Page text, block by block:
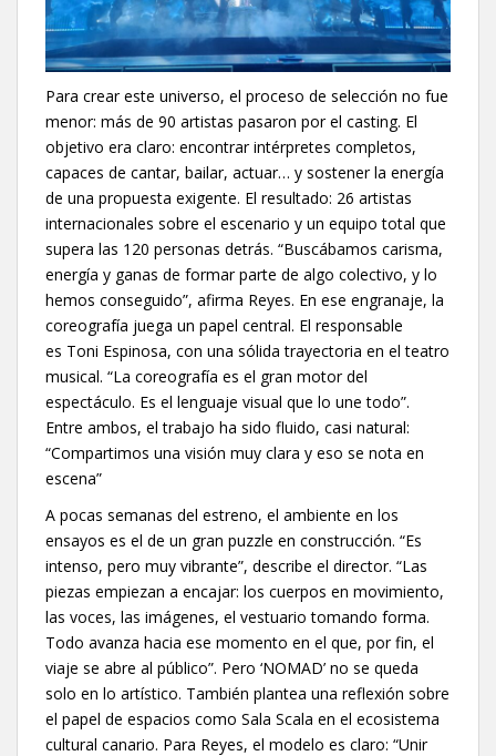
Para crear este universo, el proceso de selección no fue
menor: más de 90 artistas pasaron por el casting. El
objetivo era claro: encontrar intérpretes completos,
capaces de cantar, bailar, actuar… y sostener la energía
de una propuesta exigente. El resultado: 26 artistas
internacionales sobre el escenario y un equipo total que
supera las 120 personas detrás. “Buscábamos carisma,
energía y ganas de formar parte de algo colectivo, y lo
hemos conseguido”, afirma Reyes. En ese engranaje, la
coreografía juega un papel central. El responsable
es Toni Espinosa, con una sólida trayectoria en el teatro
musical. “La coreografía es el gran motor del
espectáculo. Es el lenguaje visual que lo une todo”.
Entre ambos, el trabajo ha sido fluido, casi natural:
“Compartimos una visión muy clara y eso se nota en
escena”
A pocas semanas del estreno, el ambiente en los
ensayos es el de un gran puzzle en construcción. “Es
intenso, pero muy vibrante”, describe el director. “Las
piezas empiezan a encajar: los cuerpos en movimiento,
las voces, las imágenes, el vestuario tomando forma.
Todo avanza hacia ese momento en el que, por fin, el
viaje se abre al público”. Pero ‘NOMAD’ no se queda
solo en lo artístico. También plantea una reflexión sobre
el papel de espacios como Sala Scala en el ecosistema
cultural canario. Para Reyes, el modelo es claro: “Unir